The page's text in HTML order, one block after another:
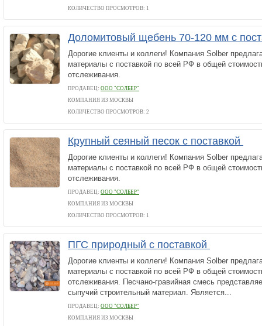
КОЛИЧЕСТВО ПРОСМОТРОВ: 1
Доломитовый щебень 70-120 мм с
Дорогие клиенты и коллеги! Компания Solber
материалы с поставкой по всей РФ в общей
отслеживания.
ПРОДАВЕЦ: ООО "СОЛБЕР"
КОМПАНИЯ ИЗ МОСКВЫ
КОЛИЧЕСТВО ПРОСМОТРОВ: 2
Крупный сеяный песок с поставкой
Дорогие клиенты и коллеги! Компания Solber
материалы с поставкой по всей РФ в общей
отслеживания.
ПРОДАВЕЦ: ООО "СОЛБЕР"
КОМПАНИЯ ИЗ МОСКВЫ
КОЛИЧЕСТВО ПРОСМОТРОВ: 1
ПГС природный с поставкой
Дорогие клиенты и коллеги! Компания Solber
материалы с поставкой по всей РФ в общей
отслеживания. Песчано-гравийная смесь
сыпучий строительный материал. Является...
ПРОДАВЕЦ: ООО "СОЛБЕР"
КОМПАНИЯ ИЗ МОСКВЫ